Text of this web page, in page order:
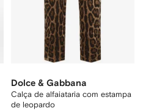
Dolce & Gabbana
Calça de alfaiataria com estampa
de leopardo